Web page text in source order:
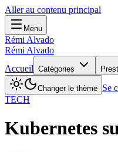
Aller au contenu principal
Menu
Rémi Alvado
Rémi Alvado
Accueil Catégories
Changer le thème Se
TECH
Kubernetes